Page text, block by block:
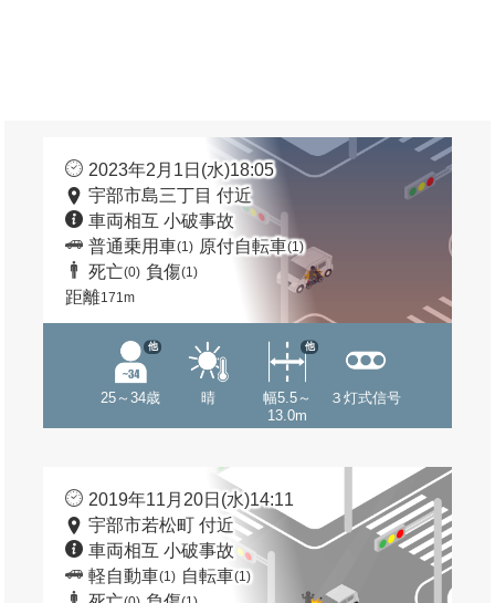
2023年2月1日(水)18:05
宇部市島三丁目 付近
車両相互 小破事故
普通乗用車(1) 原付自転車(1)
死亡(0) 負傷(1)
距離171m
25～34歳
他
晴
幅5.5～
13.0m
他
３灯式信号
2019年11月20日(水)14:11
宇部市若松町 付近
車両相互 小破事故
軽自動車(1) 自転車(1)